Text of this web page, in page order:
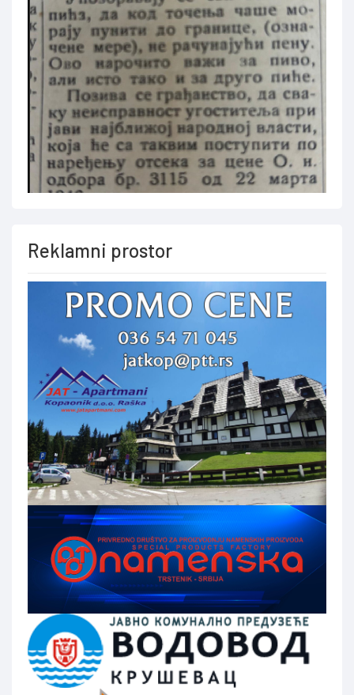
Reklamni prostor